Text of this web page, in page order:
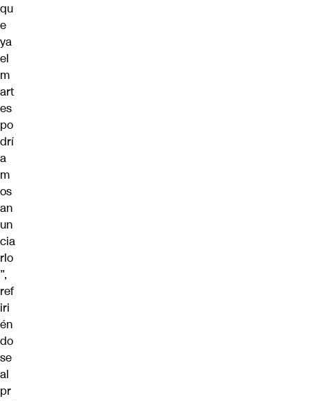
qu
e
ya
el
m
art
es
po
drí
a
m
os
an
un
cia
rlo
”,
ref
iri
én
do
se
al
pr